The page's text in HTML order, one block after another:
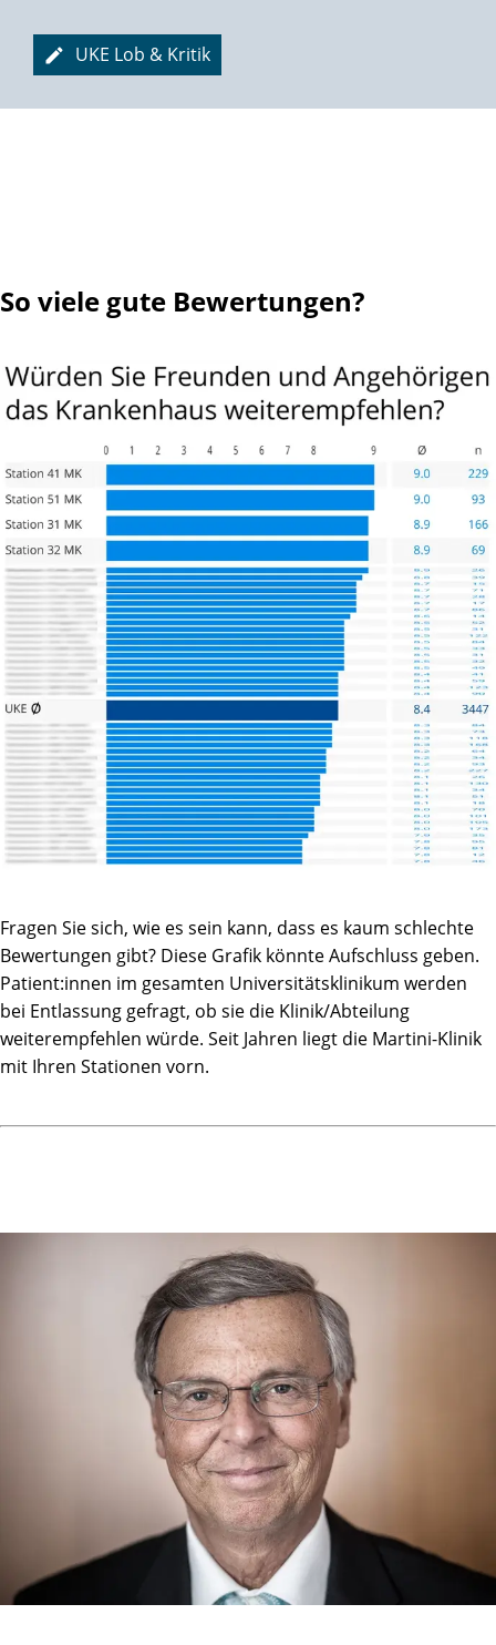
UKE Lob & Kritik
So viele gute Bewertungen?
Fragen Sie sich, wie es sein kann, dass es kaum schlechte
Bewertungen gibt? Diese Grafik könnte Aufschluss geben.
Patient:innen im gesamten Universitätsklinikum werden
bei Entlassung gefragt, ob sie die Klinik/Abteilung
weiterempfehlen würde. Seit Jahren liegt die Martini-Klinik
mit Ihren Stationen vorn.